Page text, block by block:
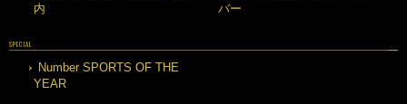
内
バー
SPECIAL
Number SPORTS OF THE
YEAR